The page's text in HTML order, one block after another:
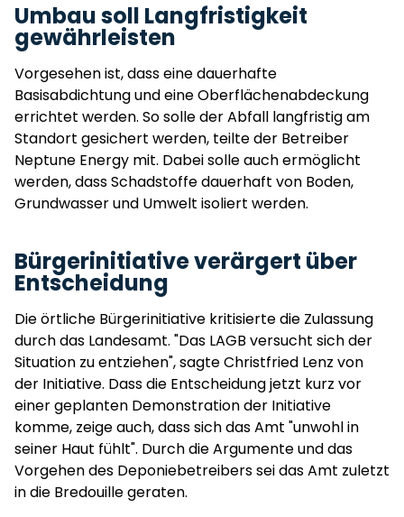
Umbau soll Langfristigkeit
gewährleisten
Vorgesehen ist, dass eine dauerhafte
Basisabdichtung und eine Oberflächenabdeckung
errichtet werden. So solle der Abfall langfristig am
Standort gesichert werden, teilte der Betreiber
Neptune Energy mit. Dabei solle auch ermöglicht
werden, dass Schadstoffe dauerhaft von Boden,
Grundwasser und Umwelt isoliert werden.
Bürgerinitiative verärgert über
Entscheidung
Die örtliche Bürgerinitiative kritisierte die Zulassung
durch das Landesamt. "Das LAGB versucht sich der
Situation zu entziehen", sagte Christfried Lenz von
der Initiative. Dass die Entscheidung jetzt kurz vor
einer geplanten Demonstration der Initiative
komme, zeige auch, dass sich das Amt "unwohl in
seiner Haut fühlt". Durch die Argumente und das
Vorgehen des Deponiebetreibers sei das Amt zuletzt
in die Bredouille geraten.